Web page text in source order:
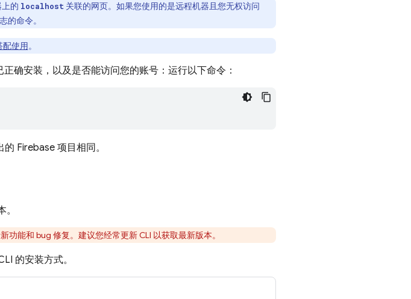
的 localhost关联的网页。如果您使用的是远程机器且您无权访问
的命令。
配使用。
确安装，以及是否能访问您的账号：运行以下命令：
的 Firebase 项目相同。
功能和 bug 修复。建议您经常更新 CLI 以获取最新版本。
的安装方式。